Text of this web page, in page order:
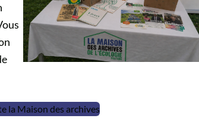
la Maison des archives